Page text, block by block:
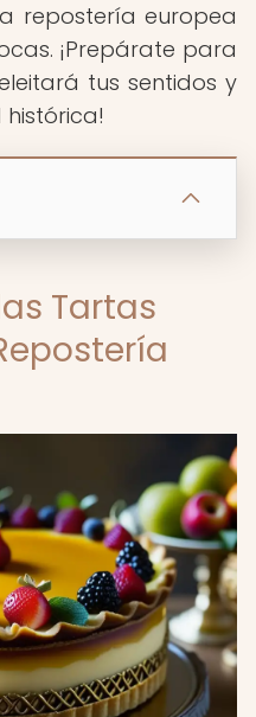
repostería europea
¡Prepárate para
tus sentidos y
Tartas